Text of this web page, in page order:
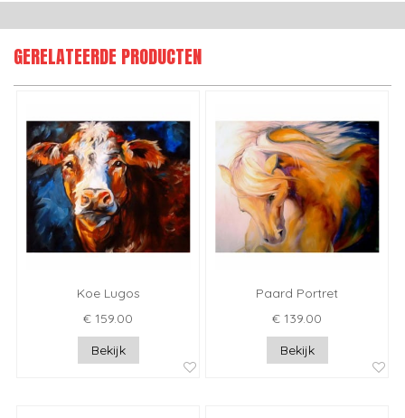
GERELATEERDE PRODUCTEN
Koe Lugos
€ 159.00
Bekijk
Paard Portret
€ 139.00
Bekijk